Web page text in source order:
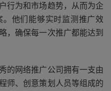
行为和市场趋势，从而为企
他们能够实时监测推广效
，确保每一次推广都能达到
的网络推广公司拥有一支由
师、创意策划人员等组成的